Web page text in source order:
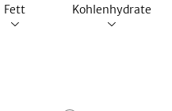
Fett Kohlenhydrate